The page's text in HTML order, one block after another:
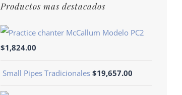
Productos mas destacados
Modelo PC2
$1,824.00
Small Pipes Tradicionales $19,657.00